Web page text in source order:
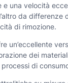
e una velocità
da differenze
di rimozione.
un’eccellente
dei
di